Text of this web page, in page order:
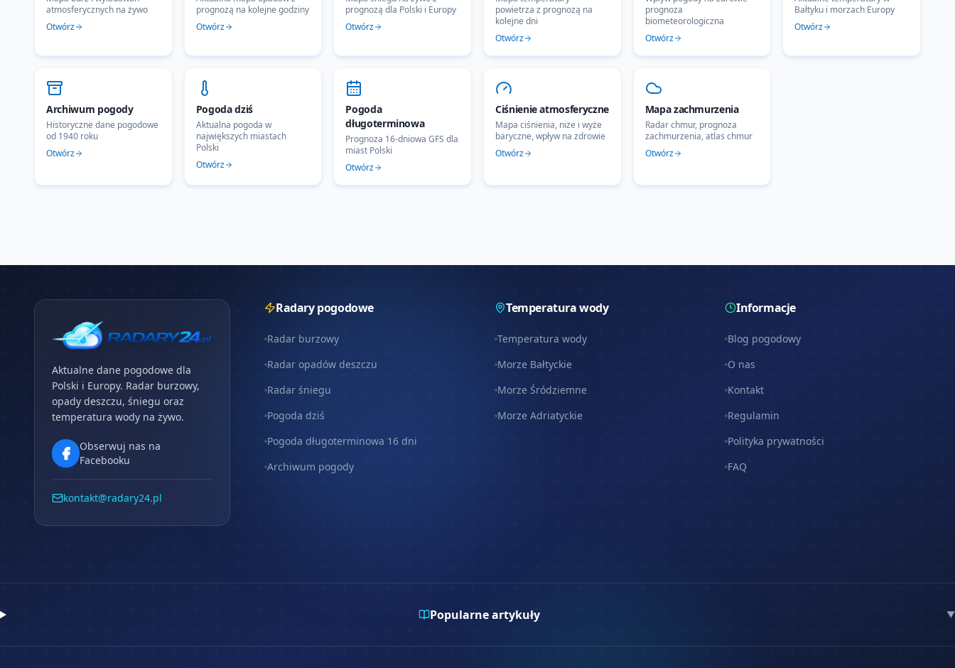
atmosferycznych na żywo
Otwórz
prognozą na kolejne godziny
Otwórz
prognozą dla Polski i Europy
Otwórz
powietrza z prognozą na
kolejne dni
Otwórz
prognoza
biometeorologiczna
Otwórz
Bałtyku i morzach Europy
Otwórz
Archiwum pogody
Historyczne dane pogodowe
od 1940 roku
Otwórz
Pogoda dziś
Aktualna pogoda w
największych miastach
Polski
Otwórz
Pogoda
długoterminowa
Prognoza 16-dniowa GFS dla
miast Polski
Otwórz
Ciśnienie atmosferyczne
Mapa ciśnienia, niże i wyże
baryczne, wpływ na zdrowie
Otwórz
Mapa zachmurzenia
Radar chmur, prognoza
zachmurzenia, atlas chmur
Otwórz
Aktualne dane pogodowe dla
Polski i Europy. Radar burzowy,
opady deszczu, śniegu oraz
temperatura wody na żywo.
Obserwuj nas na
Facebooku
kontakt@radary24.pl
Radary pogodowe
Radar burzowy
Radar opadów deszczu
Radar śniegu
Pogoda dziś
Pogoda długoterminowa 16 dni
Archiwum pogody
Temperatura wody
Temperatura wody
Morze Bałtyckie
Morze Śródziemne
Morze Adriatyckie
Informacje
Blog pogodowy
O nas
Kontakt
Regulamin
Polityka prywatności
FAQ
Popularne artykuły ▼